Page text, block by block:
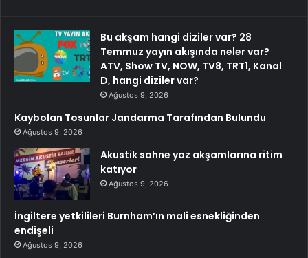
Bu akşam hangi diziler var? 28
Temmuz yayın akışında neler var?
ATV, Show TV, NOW, TV8, TRT1, Kanal
D, hangi diziler var?
Ağustos 9, 2026
Kaybolan Tosunlar Jandarma Tarafından Bulundu
Ağustos 9, 2026
Akustik sahne yaz akşamlarına ritim
katıyor
Ağustos 9, 2026
İngiltere yetkilileri Burnham’ın mali esnekliğinden
endişeli
Ağustos 9, 2026